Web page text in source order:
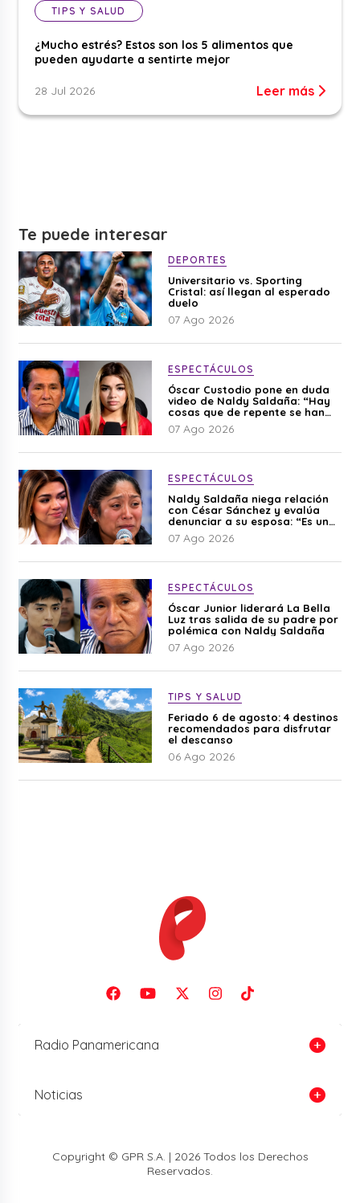
TIPS Y SALUD
¿Mucho estrés? Estos son los 5 alimentos que
pueden ayudarte a sentirte mejor
28 Jul 2026 Leer más
Te puede interesar
DEPORTES
Universitario vs. Sporting
Cristal: así llegan al esperado
duelo
07 Ago 2026
ESPECTÁCULOS
Óscar Custodio pone en duda
video de Naldy Saldaña: “Hay
cosas que de repente se han
editado”
07 Ago 2026
ESPECTÁCULOS
Naldy Saldaña niega relación
con César Sánchez y evalúa
denunciar a su esposa: “Es una
difamación”
07 Ago 2026
ESPECTÁCULOS
Óscar Junior liderará La Bella
Luz tras salida de su padre por
polémica con Naldy Saldaña
07 Ago 2026
TIPS Y SALUD
Feriado 6 de agosto: 4 destinos
recomendados para disfrutar
el descanso
06 Ago 2026
Radio Panamericana
Noticias
Copyright © GPR S.A. | 2026 Todos los Derechos
Reservados.